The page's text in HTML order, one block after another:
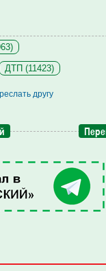
ДТП (11423)
другу